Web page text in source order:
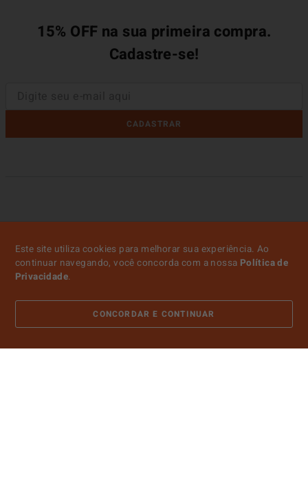
15% OFF na sua primeira compra.
Cadastre-se!
CADASTRAR
Este site utiliza cookies para melhorar sua experiência. Ao
continuar navegando, você concorda com a nossa Política de
Privacidade.
CONCORDAR E CONTINUAR